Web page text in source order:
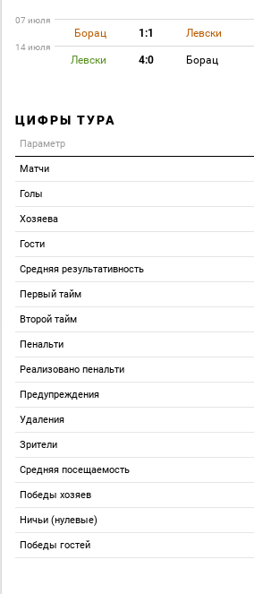
07 июля
Борац 1:1 Левски
14 июля
Левски 4:0 Борац
ЦИФРЫ ТУРА
Параметр
Матчи
Голы
Хозяева
Гости
Средняя результативность
Первый тайм
Второй тайм
Пенальти
Реализовано пенальти
Предупреждения
Удаления
Зрители
Средняя посещаемость
Победы хозяев
Ничьи (нулевые)
Победы гостей